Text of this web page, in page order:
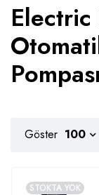
Pompası
Göster 100
STOKTA YOK